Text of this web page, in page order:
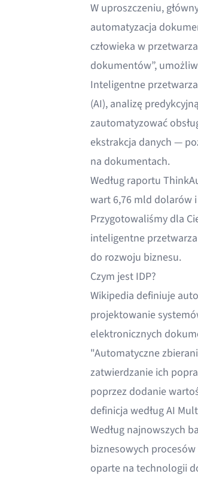
W uproszczeniu,
automatyzacja
człowieka w
dokumentów”,
Inteligentne
(AI), analizę
zautomatyzować
ekstrakcja danych —
na dokumentach.
Według raportu
wart 6,76 mld dolarów
Przygotowaliśmy dla
inteligentne
do rozwoju biznesu.
Czym jest IDP?
Wikipedia definiuje
projektowanie
elektronicznych
"Automatyczne
zatwierdzanie ich
poprzez dodanie
definicja wedługAI
Według najnowszych
biznesowych
oparte na technologii